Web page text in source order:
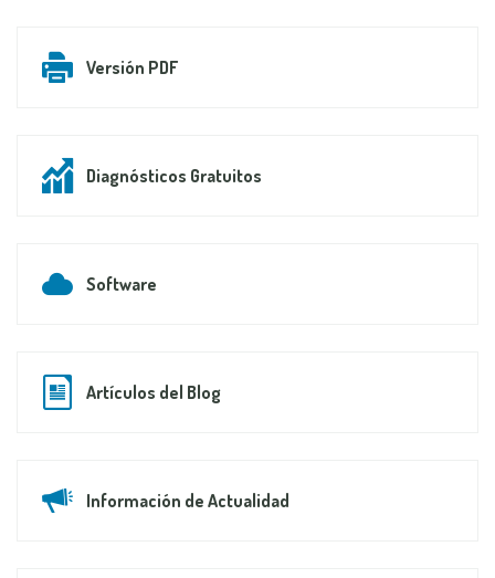
Versión PDF
Diagnósticos Gratuitos
Software
Artículos del Blog
Información de Actualidad